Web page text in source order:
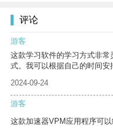
评论
游客
这款学习软件的学习方式非
式。我可以根据自己的时间安
2024-09-24
游客
这款加速器VPM应用程序可